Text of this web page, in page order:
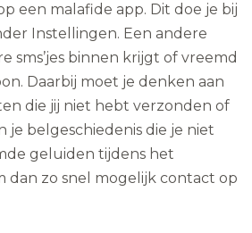
een malafide app. Dit doe je bij
Instellingen. Een andere
sms’jes binnen krijgt of vreemd
Daarbij moet je denken aan
die jij niet hebt verzonden of
belgeschiedenis die je niet
geluiden tijdens het
dan zo snel mogelijk contact op